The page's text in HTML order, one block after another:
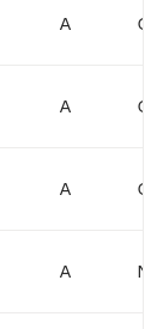
A Oui
A Oui
A Oui
A